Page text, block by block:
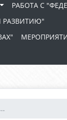
РАБОТА С
РАЗВИТИЮ"